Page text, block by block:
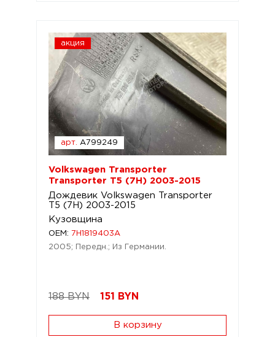
акция
арт. A799249
Volkswagen Transporter
Transporter T5 (7H) 2003-2015
Дождевик Volkswagen Transporter
T5 (7H) 2003-2015
Кузовщина
OEM:
7H1819403A
2005; Передн.; Из Германии.
188 BYN 151 BYN
В корзину